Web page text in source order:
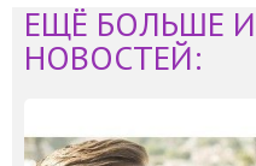
ЕЩЁ БОЛЬШЕ
НОВОСТЕЙ: